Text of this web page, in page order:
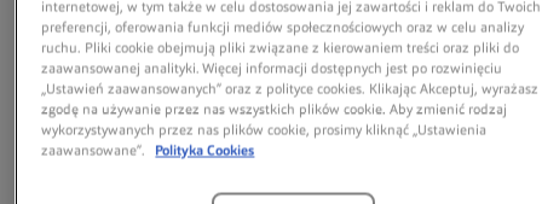
BADANIE WZROKU I DOBÓR
SOCZEWEK KONTAKTOWYCH
Badanie wzroku w celu doboru
odpowiedniej korekcji optycznej +
dopasowanie soczewek kontaktowych i
bezpłatne soczewki próbne (dla nowych
internetowej, w tym także w celu dostosowania jej zawartości i reklam do Twoich
preferencji, oferowania funkcji mediów społecznościowych oraz w celu analizy
ruchu. Pliki cookie obejmują pliki związane z kierowaniem treści oraz pliki do
zaawansowanej analityki. Więcej informacji dostępnych jest po rozwinięciu
„Ustawień zaawansowanych” oraz z polityce cookies. Klikając Akceptuj, wyrażasz
zgodę na używanie przez nas wszystkich plików cookie. Aby zmienić rodzaj
wykorzystywanych przez nas plików cookie, prosimy kliknąć „Ustawienia
zaawansowane”.
Polityka Cookies